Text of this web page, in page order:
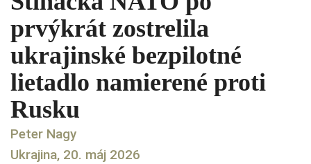
prvýkrát zostrelila
ukrajinské bezpilotné
lietadlo namierené proti
Rusku
Peter Nagy
Ukrajina, 20. máj 2026